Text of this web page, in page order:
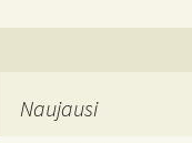
Naujausi